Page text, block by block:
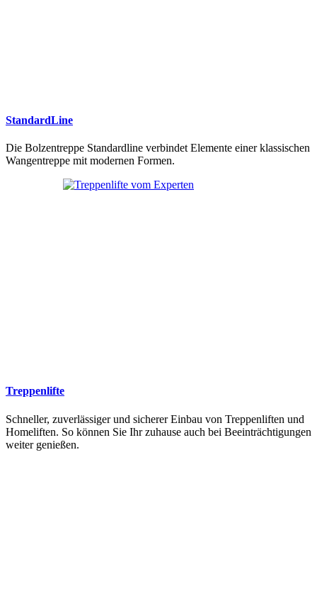
StandardLine
Die Bolzentreppe Standardline verbindet Elemente einer klassischen
Wangentreppe mit modernen Formen.
Treppenlifte
Schneller, zuverlässiger und sicherer Einbau von Treppenliften und
Homeliften. So können Sie Ihr zuhause auch bei Beeinträchtigungen
weiter genießen.